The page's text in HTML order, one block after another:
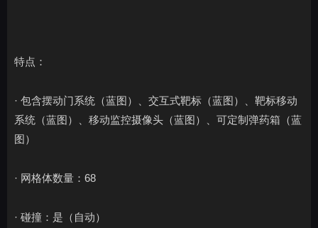
特点：
· 包含摆动门系统（蓝图）、交互式靶标（蓝图）、靶标移动
系统（蓝图）、移动监控摄像头（蓝图）、可定制弹药箱（蓝
图）
· 网格体数量：68
· 碰撞：是（自动）